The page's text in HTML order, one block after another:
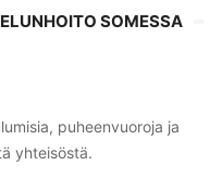
SOMESSA
puheenvuoroja ja
yhteisöstä.